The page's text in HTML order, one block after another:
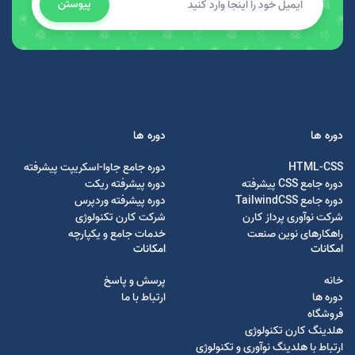
پیوستن
دوره ها
HTML-CSS
دوره جامع CSS پیشرفته
دوره جامع TailwindCSS
شرکت نوآوری پرداز کارن
راهکارهای نوین صنعت
دوره ها
دوره جامع جاوا-اسکریپت پیشرفته
دوره پیشرفته ریکت
دوره پیشرفته وردپرس
شرکت کارن تکنولوژی
خدمات جامع و یکپارچه
امکانات
خانه
دوره ها
فروشگاه
هلدینگ کارن تکنولوژی
ارتباط با هلدینگ نوآوری و تکنولوژی
امکانات
پرسش و پاسخ
ارتباط با ما